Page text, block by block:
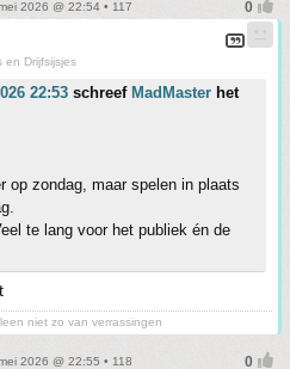
2026 @ 22:54 • 117
en Drijfsijsjes
22:53 schreef MadMaster het
op zondag, maar spelen in plaats
te lang voor het publiek én de
niet zo van verrassingen
2026 @ 22:55 • 118